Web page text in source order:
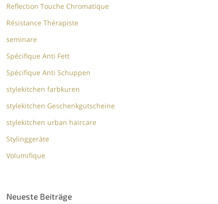
Reflection Touche Chromatique
Résistance Thérapiste
seminare
Spécifique Anti Fett
Spécifique Anti Schuppen
stylekitchen farbkuren
stylekitchen Geschenkgutscheine
stylekitchen urban haircare
Stylinggeräte
Volumifique
Neueste Beiträge